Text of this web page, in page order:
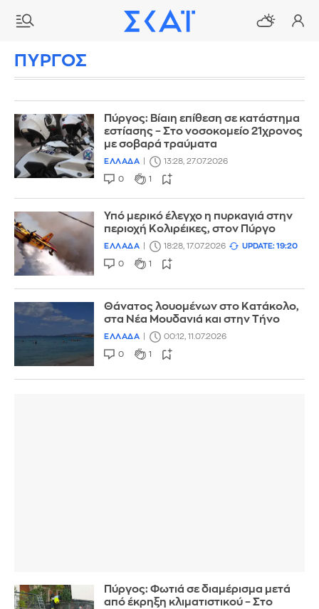
ΠΥΡΓΟΣ
Πύργος: Βίαιη επίθεση σε κατάστημα
εστίασης – Στο νοσοκομείο 21χρονος
με σοβαρά τραύματα
ΕΛΛΑΔΑ 13:28, 27.07.2026
0 1
Υπό μερικό έλεγχο η πυρκαγιά στην
περιοχή Κολιρέικες, στον Πύργο
ΕΛΛΑΔΑ 18:28, 17.07.2026 UPDATE: 19:20
0 1
Θάνατος λουομένων στο Κατάκολο,
στα Νέα Μουδανιά και στην Τήνο
ΕΛΛΑΔΑ 00:12, 11.07.2026
0 1
Πύργος: Φωτιά σε διαμέρισμα μετά
από έκρηξη κλιματιστικού – Στο